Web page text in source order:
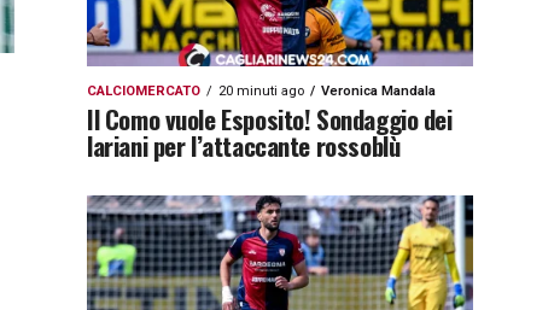
CALCIOMERCATO 20 minuti ago Veronica Mandala
Il Como vuole Esposito! Sondaggio dei
lariani per l’attaccante rossoblù